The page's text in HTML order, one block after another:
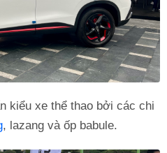
kiểu xe thể thao bởi các chi
, lazang và ốp babule.